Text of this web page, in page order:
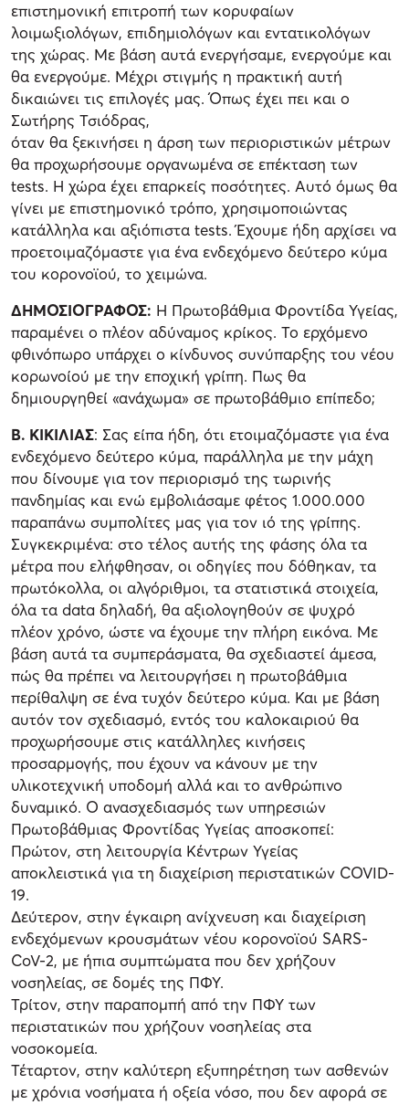
επιστημονική επιτροπή των κορυφαίων
λοιμωξιολόγων, επιδημιολόγων και εντατικολόγων
της χώρας. Με βάση αυτά ενεργήσαμε, ενεργούμε και
θα ενεργούμε. Μέχρι στιγμής η πρακτική αυτή
δικαιώνει τις επιλογές μας. Όπως έχει πει και ο
Σωτήρης Τσιόδρας,
όταν θα ξεκινήσει η άρση των περιοριστικών μέτρων
θα προχωρήσουμε οργανωμένα σε επέκταση των
tests. Η χώρα έχει επαρκείς ποσότητες. Αυτό όμως θα
γίνει με επιστημονικό τρόπο, χρησιμοποιώντας
κατάλληλα και αξιόπιστα tests. Έχουμε ήδη αρχίσει να
προετοιμαζόμαστε για ένα ενδεχόμενο δεύτερο κύμα
του κορονοϊού, το χειμώνα.
ΔΗΜΟΣΙΟΓΡΑΦΟΣ: Η Πρωτοβάθμια Φροντίδα Υγείας,
παραμένει ο πλέον αδύναμος κρίκος. Το ερχόμενο
φθινόπωρο υπάρχει ο κίνδυνος συνύπαρξης του νέου
κορωνοίού με την εποχική γρίπη. Πως θα
δημιουργηθεί «ανάχωμα» σε πρωτοβάθμιο επίπεδο;
Β. ΚΙΚΙΛΙΑΣ: Σας είπα ήδη, ότι ετοιμαζόμαστε για ένα
ενδεχόμενο δεύτερο κύμα, παράλληλα με την μάχη
που δίνουμε για τον περιορισμό της τωρινής
πανδημίας και ενώ εμβολιάσαμε φέτος 1.000.000
παραπάνω συμπολίτες μας για τον ιό της γρίπης.
Συγκεκριμένα: στο τέλος αυτής της φάσης όλα τα
μέτρα που ελήφθησαν, οι οδηγίες που δόθηκαν, τα
πρωτόκολλα, οι αλγόριθμοι, τα στατιστικά στοιχεία,
όλα τα data δηλαδή, θα αξιολογηθούν σε ψυχρό
πλέον χρόνο, ώστε να έχουμε την πλήρη εικόνα. Με
βάση αυτά τα συμπεράσματα, θα σχεδιαστεί άμεσα,
πώς θα πρέπει να λειτουργήσει η πρωτοβάθμια
περίθαλψη σε ένα τυχόν δεύτερο κύμα. Και με βάση
αυτόν τον σχεδιασμό, εντός του καλοκαιριού θα
προχωρήσουμε στις κατάλληλες κινήσεις
προσαρμογής, που έχουν να κάνουν με την
υλικοτεχνική υποδομή αλλά και το ανθρώπινο
δυναμικό. Ο ανασχεδιασμός των υπηρεσιών
Πρωτοβάθμιας Φροντίδας Υγείας αποσκοπεί:
Πρώτον, στη λειτουργία Κέντρων Υγείας
αποκλειστικά για τη διαχείριση περιστατικών COVID-
19.
Δεύτερον, στην έγκαιρη ανίχνευση και διαχείριση
ενδεχόμενων κρουσμάτων νέου κορονοϊού SARS-
CoV-2, με ήπια συμπτώματα που δεν χρήζουν
νοσηλείας, σε δομές της ΠΦΥ.
Τρίτον, στην παραπομπή από την ΠΦΥ των
περιστατικών που χρήζουν νοσηλείας στα
νοσοκομεία.
Τέταρτον, στην καλύτερη εξυπηρέτηση των ασθενών
με χρόνια νοσήματα ή οξεία νόσο, που δεν αφορά σε